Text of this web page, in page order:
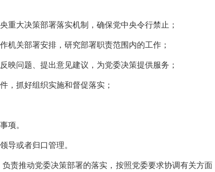
重大决策部署落实机制，确保党中央令行禁止；
机关部署安排，研究部署职责范围内的工作；
映问题、提出意见建议，为党委决策提供服务；
，抓好组织实施和督促落实；
项。
导或者归口管理。
责推动党委决策部署的落实，按照党委要求协调有关方面